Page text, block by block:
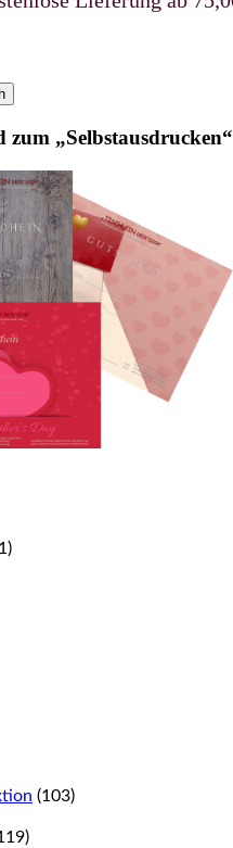
zum „Selbstausdrucken“
(103)